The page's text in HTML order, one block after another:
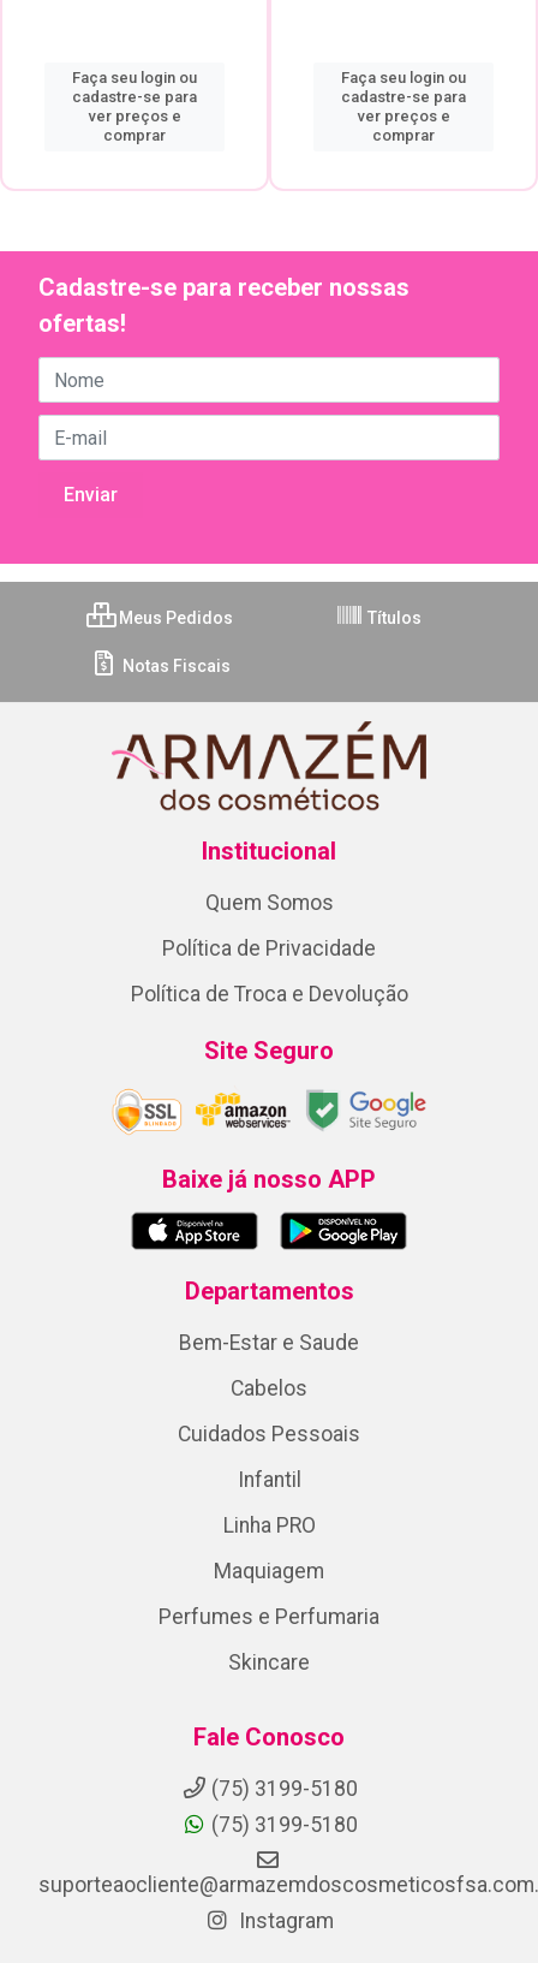
Faça seu login ou
cadastre-se para
ver preços e
comprar
Faça seu login ou
cadastre-se para
ver preços e
comprar
Cadastre-se para receber nossas
ofertas!
Meus Pedidos Títulos
Notas Fiscais
Institucional
Quem Somos
Política de Privacidade
Política de Troca e Devolução
Site Seguro
Baixe já nosso APP
Departamentos
Bem-Estar e Saude
Cabelos
Cuidados Pessoais
Infantil
Linha PRO
Maquiagem
Perfumes e Perfumaria
Skincare
Fale Conosco
(75) 3199-5180
(75) 3199-5180
Instagram